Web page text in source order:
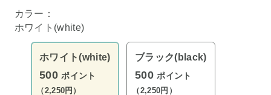
カラー：
ホワイト(white)
ホワイト(white)
500 ポイント
（2,250円）
ブラック(black)
500 ポイント
（2,250円）